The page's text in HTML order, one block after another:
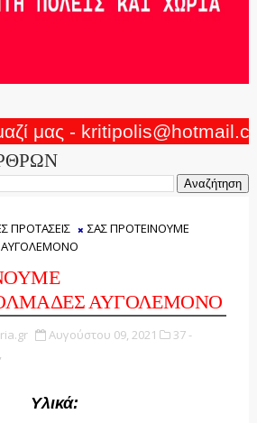
μας -
ΠΡΟΤΑΣΕΙΣ
ΣΑΣ ΠΡΟΤΕΙΝΟΥΜΕ
ΑΥΓΟΛΕΜΟΝΟ
Αυγούστου 09, 2021
37 -
Υλικά: